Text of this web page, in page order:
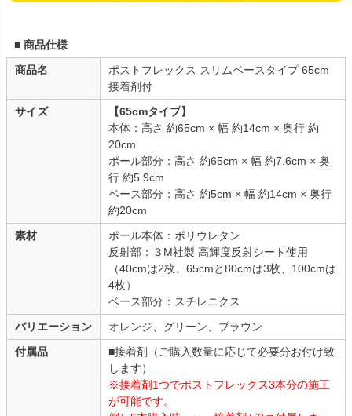
■ 商品仕様
商品名
ポストフレックス スリムベースタイプ 65cm
接着剤付
サイズ
【65cmタイプ】
本体：高さ 約65cm × 幅 約14cm × 奥行 約
20cm
ポール部分：高さ 約65cm × 幅 約7.6cm × 奥
行 約5.9cm
ベース部分：高さ 約5cm × 幅 約14cm × 奥行
約20cm
素材
ポール本体：ポリウレタン
反射部：３M社製 高輝度反射シート使用
（40cmは2枚、65cmと80cmは3枚、100cmは
4枚）
ベース部分：スチレニクス
バリエーション
オレンジ、グリーン、ブラウン
付属品
■接着剤（ご購入数量に応じて必要分お付け致
します）
※接着剤1つでポストフレックス3本分の施工
が可能です。